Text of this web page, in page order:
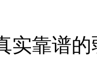
实靠谱